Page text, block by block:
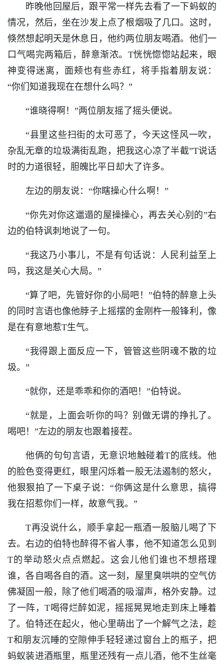
昨晚他回屋后，跟平常一样先去看了一下蚂蚁的
情况，然后，坐在沙发上点了根烟吸了几口。这时，
倏然想起明天是休息日，他约两位朋友喝酒。他们一
口气喝完两箱后，醉意渐浓。T恍恍惚惚站起来，眼
神变得迷离，面颊也有些赤红，将手指着朋友说：
“你们知道我现在在想什么吗？”
“谁晓得啊！”两位朋友摇了摇头便说。
“县里这些扫街的太可恶了，今天这怪风一吹，
杂乱无章的垃圾满街乱跑，把我这心凉了半截”T说话
时的力道很轻，胆魄比平日却大了许多。
左边的朋友说：“你瞎操心什么啊！”
“你先对你这邋遢的屋操操心，再去关心别的”右
边的伯特讽刺地说了一句。
“我这乃小事儿，不是有句话说：人民利益至上
吗，我这是关心大局。”
“算了吧，先管好你的小局吧！”伯特的醉意上头
的同时言语也像他脖子上摇摆的金刚杵一般锋利，像
是在有意地惹T生气。
“我得跟上面反应一下，管管这些阴魂不散的垃
圾。”
“就你，还是乖乖和你的酒吧！”伯特说。
“就是，上面会听你的吗？别做无谓的挣扎了。
喝吧！”左边的朋友也跟着接茬。
他俩的句句言语，无意识地触碰着T的底线。他
的脸色变得更红，眼里闪烁着一股无法遏制的怒火，
他狠狠拍了一下桌子说：“你俩这是什么意思，搞得
我在招惹你们一样，故意气我。”
T再没说什么，顺手拿起一瓶酒一股脑儿喝了下
去。右边的伯特也醉得不省人事，他不知道怎么见到
T的举动怒火点点燃起。这会儿他们谁也不想搭理
谁，各自喝各自的酒。这一刻，屋里臭哄哄的空气仿
佛凝固一般，除了他们喝酒的吸溜声，格外安静。过
了一阵，T喝得烂醉如泥，摇摇晃晃地走到床上睡着
了。伯特还在起火，他心里萌出了一个解气之法，趁
T和朋友沉睡的空隙伸手轻轻递过窗台上的瓶子，把
蚂蚁装进酒瓶里，瓶里还残有一点儿酒，他不生丝毫